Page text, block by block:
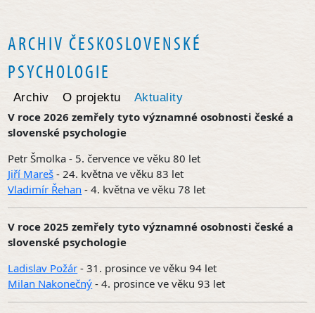
ARCHIV ČESKOSLOVENSKÉ
PSYCHOLOGIE
Archiv O projektu
Aktuality
V roce 2026 zemřely tyto významné osobnosti české a
slovenské psychologie
Petr Šmolka - 5. července ve věku 80 let
Jiří Mareš - 24. května ve věku 83 let
Vladimír Řehan - 4. května ve věku 78 let
V roce 2025 zemřely tyto významné osobnosti české a
slovenské psychologie
Ladislav Požár - 31. prosince ve věku 94 let
Milan Nakonečný - 4. prosince ve věku 93 let